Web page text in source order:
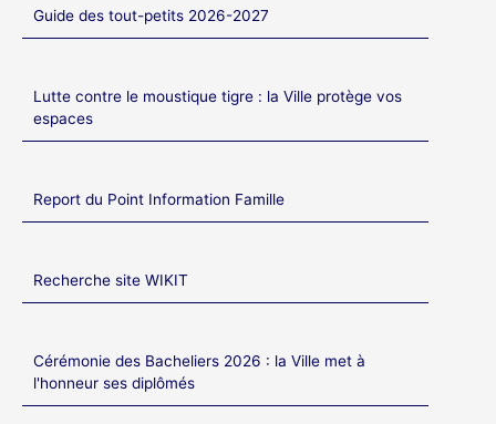
Guide des tout-petits 2026-2027
Lutte contre le moustique tigre : la Ville protège vos
espaces
Report du Point Information Famille
Recherche site WIKIT
Cérémonie des Bacheliers 2026 : la Ville met à
l'honneur ses diplômés